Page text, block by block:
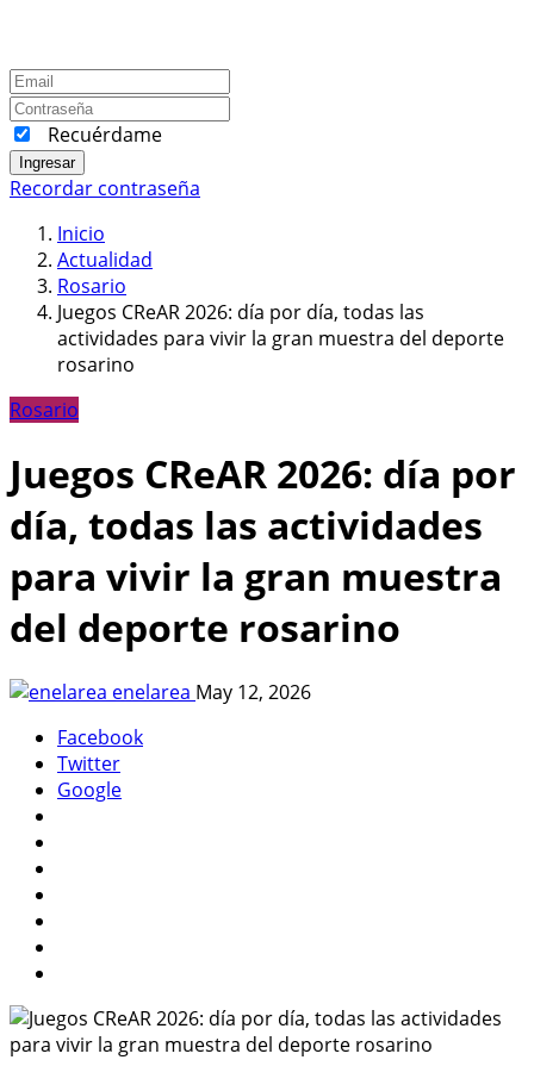
Recuérdame
Ingresar
Recordar contraseña
Inicio
Actualidad
Rosario
Juegos CReAR 2026: día por día, todas las
actividades para vivir la gran muestra del deporte
rosarino
Rosario
Juegos CReAR 2026: día por
día, todas las actividades
para vivir la gran muestra
del deporte rosarino
enelarea May 12, 2026
Facebook
Twitter
Google